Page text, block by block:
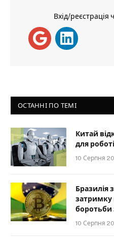
Вхід/реєстрація
ОСТАННІ ПО ТЕМІ
Китай
для
10 Серпня
Бразилія
затримку
боротьби
10 Серпня